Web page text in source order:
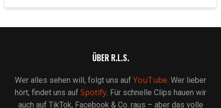
ÜBER R.L.S.
Wer alles sehen will, folgt uns auf YouTube. Wer lieber
hört, findet uns auf Spotify. Für schnelle Clips hauen wir
auch auf TikTok, Facebook & Co. raus – aber das volle